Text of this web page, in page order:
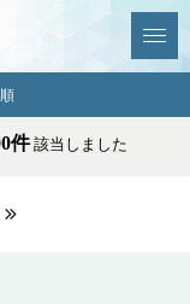
変更・追加につい
件該当しました